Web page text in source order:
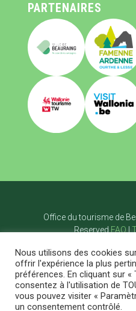
PARTENAIRES
Office du tourisme de
Reserved FAQ
Visiter
Agenda
Blog
Nous utilisons des cookies
offrir l'expérience la plus
préférences. En cliquant sur «
consentez à l'utilisation de
vous pouvez visiter «
un consentement contrôlé.